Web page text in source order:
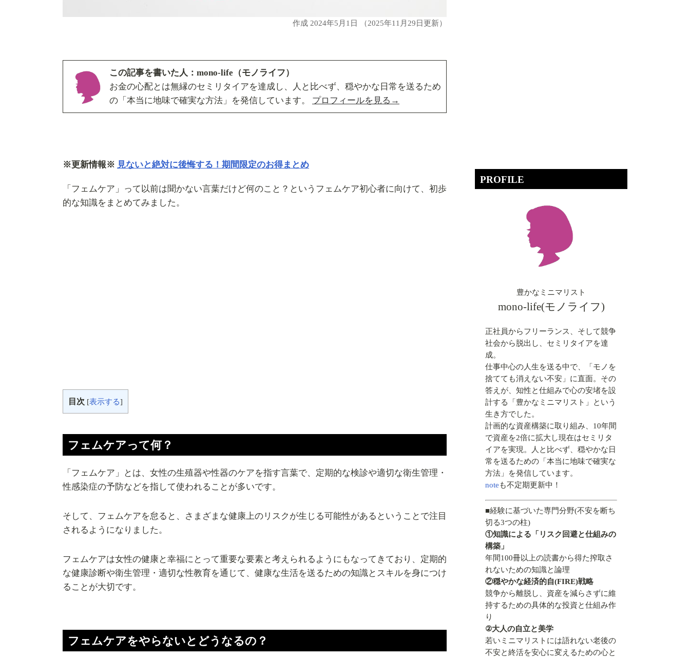
作成 2024年5月1日 （2025年11月29日更新）
この記事を書いた人：mono-life（モノライフ）
お金の心配とは無縁のセミリタイアを達成し、人と比べず、穏やかな日常を送るため
の「本当に地味で確実な方法」を発信しています。 プロフィールを見る→
※更新情報※ 見ないと絶対に後悔する！期間限定のお得まとめ
「フェムケア」って以前は聞かない言葉だけど何のこと？というフェムケア初心者に向けて、初歩
的な知識をまとめてみました。
目次 [表示する]
フェムケアって何？
「フェムケア」とは、女性の生殖器や性器のケアを指す言葉で、定期的な検診や適切な衛生管理・
性感染症の予防などを指して使われることが多いです。
そして、フェムケアを怠ると、さまざまな健康上のリスクが生じる可能性があるということで注目
されるようになりました。
フェムケアは女性の健康と幸福にとって重要な要素と考えられるようにもなってきており、定期的
な健康診断や衛生管理・適切な性教育を通じて、健康な生活を送るための知識とスキルを身につけ
ることが大切です。
フェムケアをやらないとどうなるの？
PROFILE
豊かなミニマリスト
mono-life(モノライフ)
正社員からフリーランス、そして競争
社会から脱出し、セミリタイアを達
成。
仕事中心の人生を送る中で、「モノを
捨てても消えない不安」に直面。その
答えが、知性と仕組みで心の安堵を設
計する「豊かなミニマリスト」という
生き方でした。
計画的な資産構築に取り組み、10年間
で資産を2倍に拡大し現在はセミリタ
イアを実現。人と比べず、穏やかな日
常を送るための「本当に地味で確実な
方法」を発信しています。
note も不定期更新中！
■経験に基づいた専門分野(不安を断ち
切る3つの柱)
①知識による「リスク回避と仕組みの
構築」
年間100冊以上の読書から得た搾取さ
れないための知識と論理
②穏やかな経済的自(FIRE)戦略
競争から離脱し、資産を減らさずに維
持するための具体的な投資と仕組み作
り
②大人の自立と美学
若いミニマリストには語れない老後の
不安と終活を安心に変えるための心と